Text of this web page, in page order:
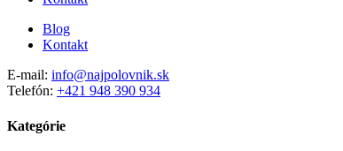
Blog
Kontakt
E-mail: info@najpolovnik.sk
Telefón: +421 948 390 934
Kategórie